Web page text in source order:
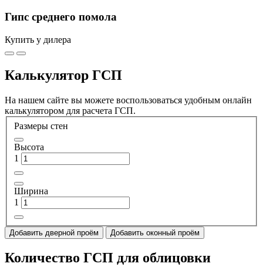
Гипс среднего помола
Купить у дилера
Калькулятор ГСП
На нашем сайте вы можете воспользоваться удобным онлайн
калькулятором для расчета ГСП.
Размеры стен
Высота
1
Ширина
1
Добавить дверной проём Добавить оконный проём
Количество ГСП для облицовки